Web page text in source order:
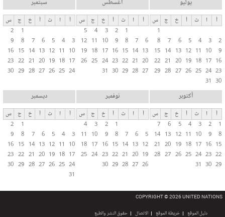
يوليو
أ ا ث أ خ ج
س
1
2
3
4
5
6
7
8
9
10
11
12
13
14
15
16
17
18
19
20
21
22
23
24
25
26
27
28
29
30
31
أغسطس
أ ا ث أ خ ج
س
1
2
3
4
5
6
7
8
9
10
11
12
13
14
15
16
17
18
19
20
21
22
23
24
25
26
27
28
29
30
31
سبتمبر
أ ا ث أ خ ج
س
1
2
3
4
5
6
7
8
9
10
11
12
13
14
15
16
17
18
19
20
21
22
23
24
25
26
27
28
29
30
أكتوبر
أ ا ث أ خ ج
س
1
2
3
4
5
6
7
8
9
10
11
12
13
14
15
16
17
18
19
20
21
22
23
24
25
26
27
28
29
30
31
نوفمبر
أ ا ث أ خ ج
س
1
2
3
4
5
6
7
8
9
10
11
12
13
14
15
16
17
18
19
20
21
22
23
24
25
26
27
28
29
30
ديسمبر
أ ا ث أ خ ج
س
1
2
3
4
5
6
7
8
9
10
11
12
13
14
15
16
17
18
19
20
21
22
23
24
25
26
27
28
29
30
31
COPYRIGHT © 2026 UNITED NATIONS
دليل الموقع خريطة الموقع الاتصال حقوق النشر والطبع